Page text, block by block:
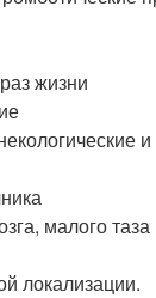
жизни
малого
локализации.